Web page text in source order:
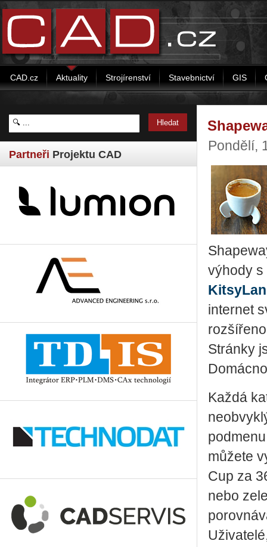
CAD.cz Aktuality Strojírenství Stavebnictví GIS
Partneři Projektu CAD
Pondělí,
výhody s
internet
Stránky
Každá
můžete
Cup za
nebo